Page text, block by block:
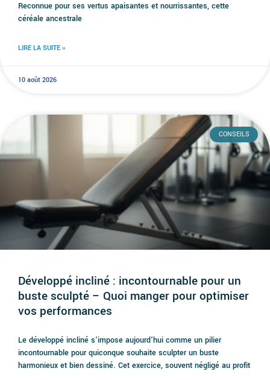
Reconnue pour ses vertus apaisantes et nourrissantes, cette
céréale ancestrale
LIRE LA SUITE »
10 août 2026
CONSEILS
Développé incliné : incontournable pour un
buste sculpté – Quoi manger pour optimiser
vos performances
Le développé incliné s'impose aujourd'hui comme un pilier
incontournable pour quiconque souhaite sculpter un buste
harmonieux et bien dessiné. Cet exercice, souvent négligé au profit